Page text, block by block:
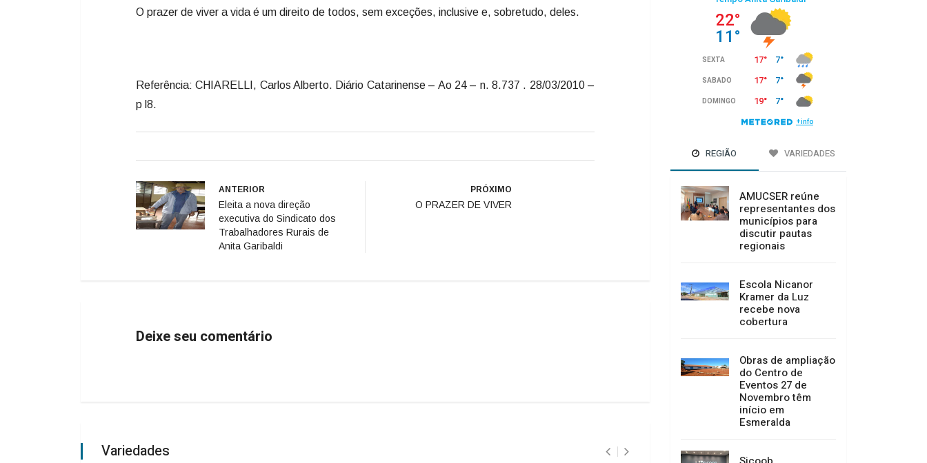
O prazer de viver a vida é um direito de todos, sem exceções, inclusive e, sobretudo, deles.
Referência: CHIARELLI, Carlos Alberto. Diário Catarinense – Ao 24 – n. 8.737 . 28/03/2010 –
p l8.
ANTERIOR
Eleita a nova direção
executiva do Sindicato dos
Trabalhadores Rurais de
Anita Garibaldi
PRÓXIMO
O PRAZER DE VIVER
Deixe seu comentário
Variedades
REGIÃO VARIEDADES
AMUCSER reúne
representantes dos
municípios para
discutir pautas
regionais
Escola Nicanor
Kramer da Luz
recebe nova
cobertura
Obras de ampliação
do Centro de
Eventos 27 de
Novembro têm
início em
Esmeralda